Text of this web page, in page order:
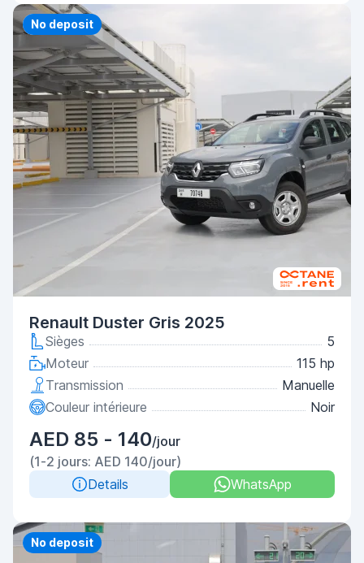
Priority
No deposit
Renault Duster Gris 2025
Sièges
5
Moteur
115 hp
Transmission
Manuelle
Couleur intérieure
Noir
AED 85 - 140/jour
(1-2 jours: AED 140/jour)
Details
WhatsApp
Priority
No deposit